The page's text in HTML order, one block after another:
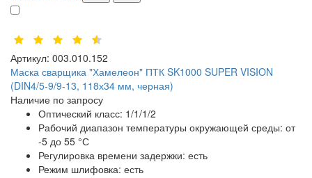
Артикул: 003.010.152
Маска сварщика "Хамелеон" ПТК SK1000 SUPER VISION
(DIN4/5-9/9-13, 118х34 мм, черная)
Наличие по запросу
Оптический класс: 1/1/1/2
Рабочий диапазон температуры окружающей среды: от
-5 до 55 °С
Регулировка времени задержки: есть
Режим шлифовка: есть